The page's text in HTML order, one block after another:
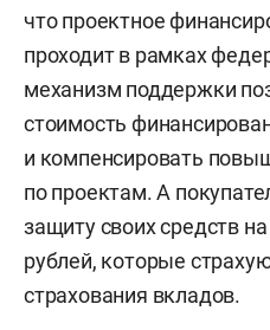
что проектное
проходит в рамках
механизм поддержки
стоимость
и компенсировать
по проектам. А
защиту своих средств
рублей, которые
страхования вкладов.